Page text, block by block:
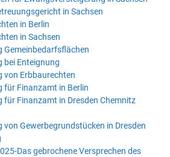
in Sachsen
in Berlin
in Sachsen
Gemeinbedarfsflächen
bei Enteignung
von Erbbaurechten
für Finanzamt in Berlin
für Finanzamt in Dresden Chemnitz
Gewerbegrundstücken in Dresden
Das gebrochene Versprechen des